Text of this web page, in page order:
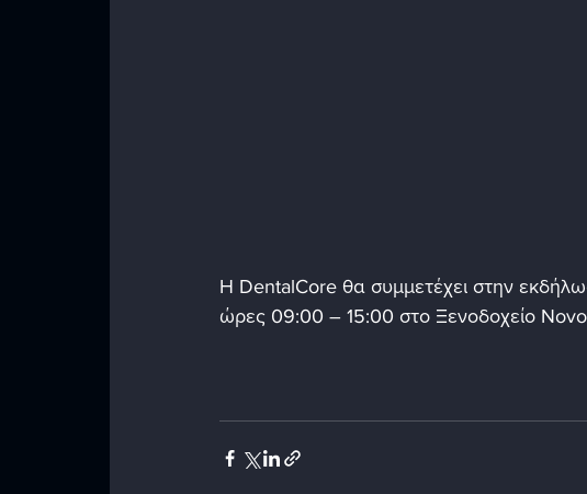
Η DentalCore θα συμμετέχει στην
ώρες 09:00 – 15:00 στο Ξενοδοχείο